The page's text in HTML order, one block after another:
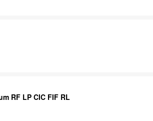
RF LP CIC FIF RL